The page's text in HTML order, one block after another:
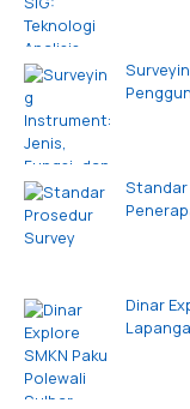
Standar
Dinar